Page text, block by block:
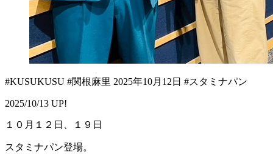
#KUSUKUSU #関根麻里 2025年10月12日 #スタミナパン
2025/10/13 UP!
１０月１２日、１９日
スタミナパン登場。